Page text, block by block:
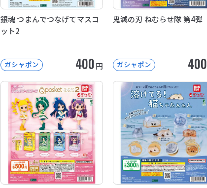
銀魂 つまんでつなげてマスコ
ット2
ガシャポン 400円
鬼滅の刃 ねむらせ隊 第4弾
ガシャポン 400